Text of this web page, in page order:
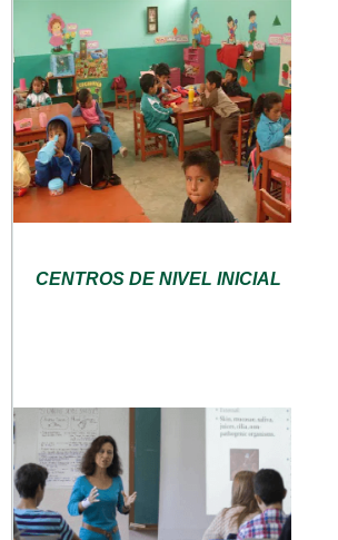
CENTROS DE NIVEL INICIAL